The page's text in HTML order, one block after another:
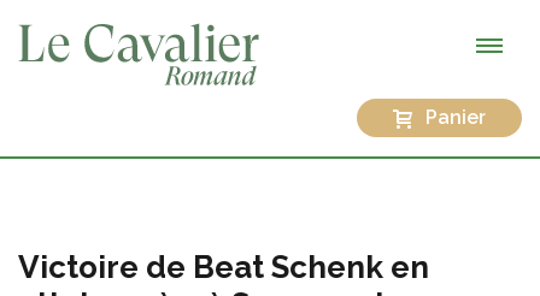
Panier
Victoire de Beat Schenk en